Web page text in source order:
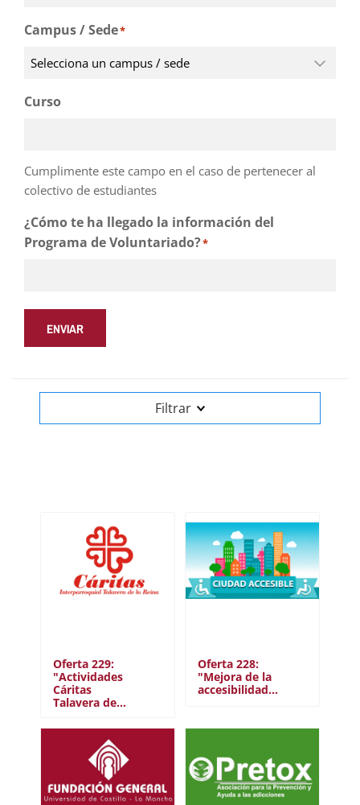
Campus / Sede*
Curso
Cumplimente este campo en el caso de pertenecer al
colectivo de estudiantes
¿Cómo te ha llegado la información del
Programa de Voluntariado?*
ENVIAR
Filtrar
Almadén
Talavera de la Reina
COLECTIVO
PDI
Alumni
Fin de la pobreza
Hambre cero
Salud y bienestar
Oferta 229:
"Actividades
Cáritas
Talavera de…
Oferta 228:
"Mejora de la
accesibilidad…